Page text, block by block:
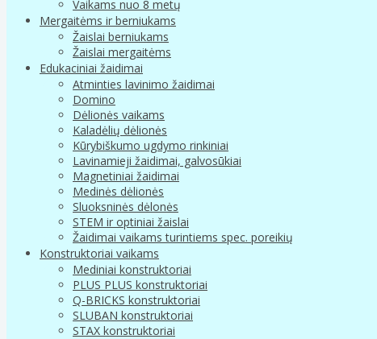
Vaikams nuo 8 metų
Mergaitėms ir berniukams
Žaislai berniukams
Žaislai mergaitėms
Edukaciniai žaidimai
Atminties lavinimo žaidimai
Domino
Dėlionės vaikams
Kaladėlių dėlionės
Kūrybiškumo ugdymo rinkiniai
Lavinamieji žaidimai, galvosūkiai
Magnetiniai žaidimai
Medinės dėlionės
Sluoksninės dėlonės
STEM ir optiniai žaislai
Žaidimai vaikams turintiems spec. poreikių
Konstruktoriai vaikams
Mediniai konstruktoriai
PLUS PLUS konstruktoriai
Q-BRICKS konstruktoriai
SLUBAN konstruktoriai
STAX konstruktoriai